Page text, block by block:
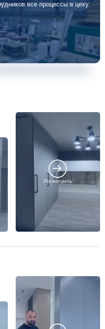
все процессы в цеху.
Посмотреть